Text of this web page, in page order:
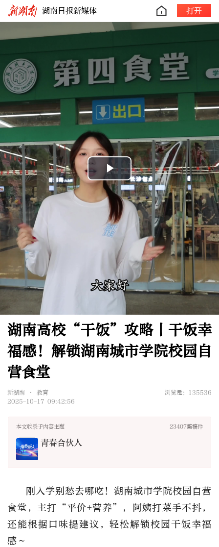
湖南日报新媒体 打开
Play
Video
湖南高校“干饭”攻略丨干饭幸
福感！解锁湖南城市学院校园自
营食堂
新湖南 • 教育
浏览量：135536
2025-10-17 09:42:56
本文收录于内容主题 23407篇稿件
青春合伙人
刚入学别愁去哪吃！湖南城市学院校园自营
食堂，主打“平价+营养”，阿姨打菜手不抖，
还能根据口味提建议，轻松解锁校园干饭幸福
感～